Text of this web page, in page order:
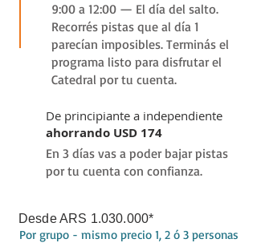
9:00 a 12:00 — El día del salto.
Recorrés pistas que al día 1
parecían imposibles. Terminás el
programa listo para disfrutar el
Catedral por tu cuenta.
De principiante a independiente
ahorrando USD 174
En 3 días vas a poder bajar pistas
por tu cuenta con confianza.
Desde ARS 1.030.000*
Por grupo - mismo precio 1, 2 ó 3 personas